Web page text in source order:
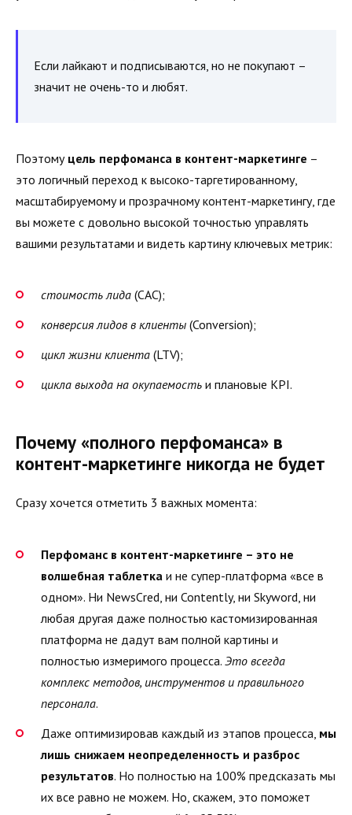
Если лайкают и подписываются, но не покупают –
значит не очень-то и любят.
Поэтому цель перфоманса в контент-маркетинге –
это логичный переход к высоко-таргетированному,
масштабируемому и прозрачному контент-маркетингу, где
вы можете с довольно высокой точностью управлять
вашими результатами и видеть картину ключевых метрик:
стоимость лида (CAC);
конверсия лидов в клиенты (Conversion);
цикл жизни клиента (LTV);
цикла выхода на окупаемость и плановые KPI.
Почему «полного перфоманса» в
контент-маркетинге никогда не будет
Сразу хочется отметить 3 важных момента:
Перфоманс в контент-маркетинге – это не
волшебная таблетка и не супер-платформа «все в
одном». Ни NewsCred, ни Contently, ни Skyword, ни
любая другая даже полностью кастомизированная
платформа не дадут вам полной картины и
полностью измеримого процесса. Это всегда
комплекс методов, инструментов и правильного
персонала.
Даже оптимизировав каждый из этапов процесса, мы
лишь снижаем неопределенность и разброс
результатов. Но полностью на 100% предсказать мы
их все равно не можем. Но, скажем, это поможет